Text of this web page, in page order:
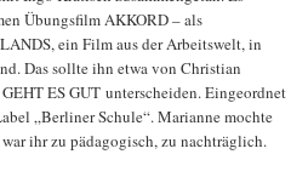
Übungsfilm AKKORD – als
ein Film aus der Arbeitswelt, in
Das sollte ihn etwa von Christian
ES GUT unterscheiden. Eingeordnet
„Berliner Schule“. Marianne mochte
ihr zu pädagogisch, zu nachträglich.